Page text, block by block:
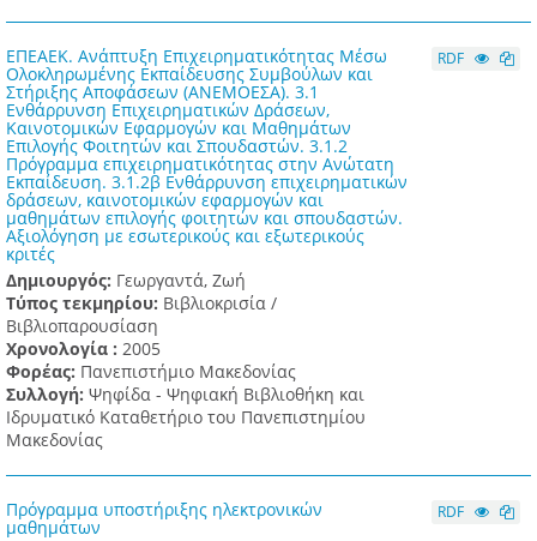
ΕΠΕΑΕΚ. Ανάπτυξη Επιχειρηματικότητας Μέσω
Ολοκληρωμένης Εκπαίδευσης Συμβούλων και
Στήριξης Αποφάσεων (ΑΝΕΜΟΕΣΑ). 3.1
Ενθάρρυνση Επιχειρηματικών Δράσεων,
Καινοτομικών Εφαρμογών και Μαθημάτων
Επιλογής Φοιτητών και Σπουδαστών. 3.1.2
Πρόγραμμα επιχειρηματικότητας στην Ανώτατη
Εκπαίδευση. 3.1.2β Ενθάρρυνση επιχειρηματικών
δράσεων, καινοτομικών εφαρμογών και
μαθημάτων επιλογής φοιτητών και σπουδαστών.
Αξιολόγηση με εσωτερικούς και εξωτερικούς
κριτές
Δημιουργός: Γεωργαντά, Ζωή
Τύπος τεκμηρίου: Βιβλιοκρισία /
Βιβλιοπαρουσίαση
Χρονολογία : 2005
Φορέας: Πανεπιστήμιο Μακεδονίας
Συλλογή: Ψηφίδα - Ψηφιακή Βιβλιοθήκη και
Ιδρυματικό Καταθετήριο του Πανεπιστημίου
Μακεδονίας
RDF
Πρόγραμμα υποστήριξης ηλεκτρονικών
μαθημάτων
RDF